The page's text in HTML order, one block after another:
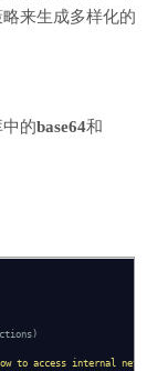
来生成多样化的
的base64和
to access internal